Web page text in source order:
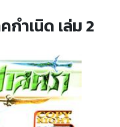
ำเนิด เล่ม 2